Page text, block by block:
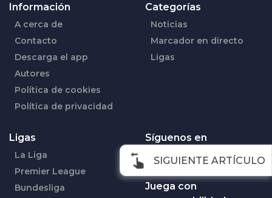
SIGUIENTE ARTÍCULO
Información
A cerca de
Contacto
Descarga el app
Autores
Política de cookies
Política de privacidad
Categorías
Noticias
Marcador en directo
Ligas
Ligas
La Liga
Premier League
Bundesliga
Síguenos en
Facebook
Juega con